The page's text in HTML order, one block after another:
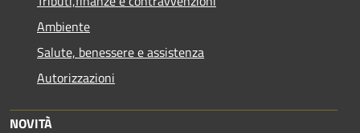
Ambiente
Salute, benessere e assistenza
Autorizzazioni
NOVITÀ